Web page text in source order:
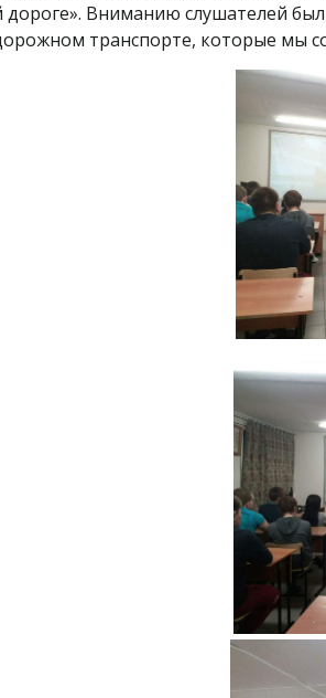
Вниманию слушателей
транспорте, которые мы